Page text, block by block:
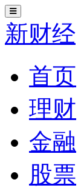
切
换
导
航
新财经
首页
理财
金融
股票